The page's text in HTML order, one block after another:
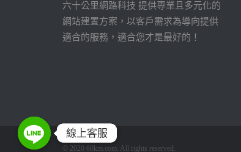
六十公里網路科技 提供專業且多元化的
網站建置方案，以客戶需求為導向提供
適合的服務，適合您才是最好的！
© 2020 60km.com. All rights reserved.
線上客服
線上客服